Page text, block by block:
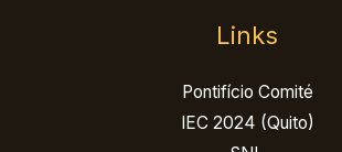
Links
Pontifício Comité
IEC 2024 (Quito)